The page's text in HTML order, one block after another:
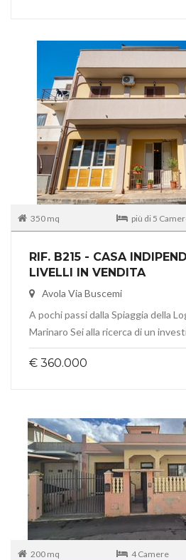
350 mq più di 5
RIF. B215 - CASA
LIVELLI IN VENDITA
Avola Via Buscemi
A pochi passi dalla Spiaggia della
Marinaro Sei alla ricerca di un
€ 360.000
200 mq 4 Camere